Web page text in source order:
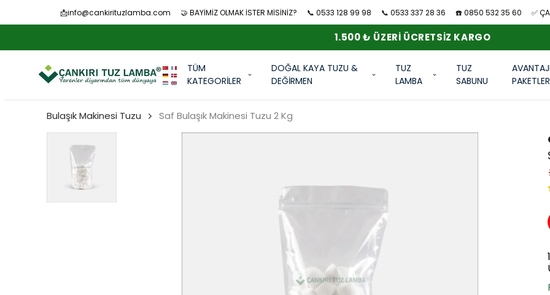
📩info@cankirituzlamba.com 🤝 BAYİMİZ OLMAK İSTER MİSİNİZ? 📞 0533 128 99 98 📞 0533 337 28 36 ☎️ 0850 532 35 60 ✅
1.500 ₺ ÜZERI ÜCRETSIZ KARGO
TÜM
KATEGORİLER
DOĞAL KAYA TUZU &
DEĞİRMEN
TUZ
LAMBA
TUZ
SABUNU
PAKETLER
Bulaşık Makinesi Tuzu Saf Bulaşık Makinesi Tuzu 2 Kg